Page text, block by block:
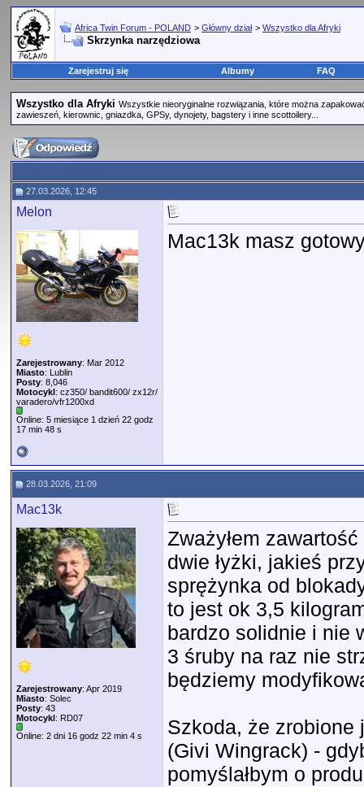
Africa Twin Forum - POLAND > Główny dział > Wszystko dla Afryki
Skrzynka narzędziowa
Zarejestruj się Albumy FAQ
Wszystko dla Afryki Wszystkie nieoryginalne rozwiązania, które można
zawieszeń, kierownic, gniazdka, GPSy, dynojety, bagstery i inne scottoilery...
27.03.2026, 12:45
Melon
Zarejestrowany: Mar 2012
Miasto: Lublin
Posty: 8,046
Motocykl: cz350/ bandit600/ zx12r/
varadero/vfr1200xd
Online: 5 miesiące 1 dzień 22 godz
17 min 48 s
Mac13k masz
28.03.2026, 21:09
Mac13k
Zarejestrowany: Apr 2019
Miasto: Solec
Posty: 43
Motocykl: RD07
Online: 2 dni 16 godz 22 min 4 s
Zważyłem
dwie łyżki, jakieś
sprężynka od
to jest ok 3,5
bardzo solidnie i nie
3 śruby na raz nie
będziemy
Szkoda, że zrobione
(Givi Wingrack) -
pomyślałbym o